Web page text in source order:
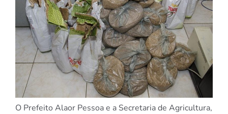
O Prefeito Alaor Pessoa e a Secretaria de Agricultura,